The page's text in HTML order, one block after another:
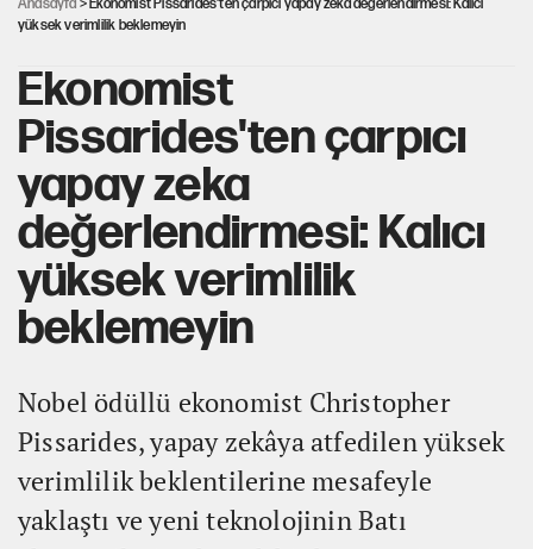
Anasayfa > Ekonomist Pissarides'ten çarpıcı yapay zeka değerlendirmesi: Kalıcı
yüksek verimlilik beklemeyin
Ekonomist
Pissarides'ten çarpıcı
yapay zeka
değerlendirmesi: Kalıcı
yüksek verimlilik
beklemeyin
Nobel ödüllü ekonomist Christopher
Pissarides, yapay zekâya atfedilen yüksek
verimlilik beklentilerine mesafeyle
yaklaştı ve yeni teknolojinin Batı